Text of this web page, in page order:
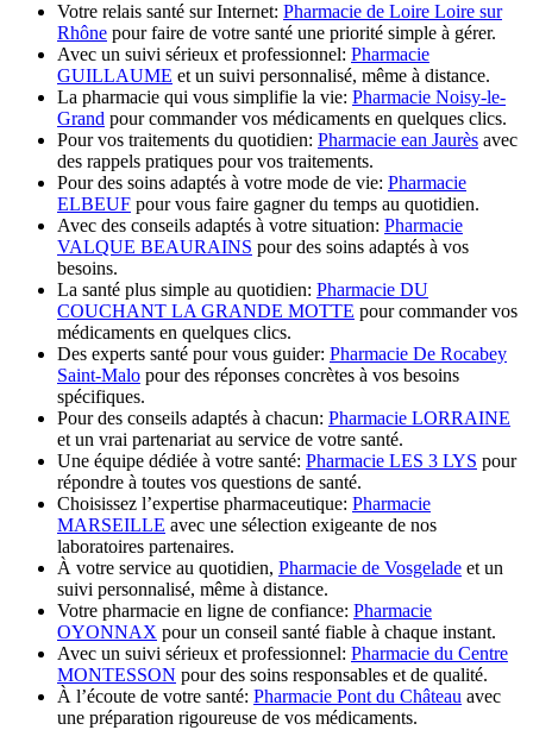
Votre relais santé sur Internet: Pharmacie de Loire Loire sur
Rhône pour faire de votre santé une priorité simple à gérer.
Avec un suivi sérieux et professionnel: Pharmacie
GUILLAUME et un suivi personnalisé, même à distance.
La pharmacie qui vous simplifie la vie: Pharmacie Noisy-le-
Grand pour commander vos médicaments en quelques clics.
Pour vos traitements du quotidien: Pharmacie ean Jaurès avec
des rappels pratiques pour vos traitements.
Pour des soins adaptés à votre mode de vie: Pharmacie
ELBEUF pour vous faire gagner du temps au quotidien.
Avec des conseils adaptés à votre situation: Pharmacie
VALQUE BEAURAINS pour des soins adaptés à vos
besoins.
La santé plus simple au quotidien: Pharmacie DU
COUCHANT LA GRANDE MOTTE pour commander vos
médicaments en quelques clics.
Des experts santé pour vous guider: Pharmacie De Rocabey
Saint-Malo pour des réponses concrètes à vos besoins
spécifiques.
Pour des conseils adaptés à chacun: Pharmacie LORRAINE
et un vrai partenariat au service de votre santé.
Une équipe dédiée à votre santé: Pharmacie LES 3 LYS pour
répondre à toutes vos questions de santé.
Choisissez l’expertise pharmaceutique: Pharmacie
MARSEILLE avec une sélection exigeante de nos
laboratoires partenaires.
À votre service au quotidien, Pharmacie de Vosgelade et un
suivi personnalisé, même à distance.
Votre pharmacie en ligne de confiance: Pharmacie
OYONNAX pour un conseil santé fiable à chaque instant.
Avec un suivi sérieux et professionnel: Pharmacie du Centre
MONTESSON pour des soins responsables et de qualité.
À l’écoute de votre santé: Pharmacie Pont du Château avec
une préparation rigoureuse de vos médicaments.